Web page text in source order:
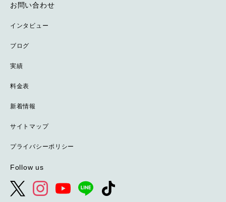
お問い合わせ
インタビュー
ブログ
実績
料金表
新着情報
サイトマップ
プライバシーポリシー
Follow us